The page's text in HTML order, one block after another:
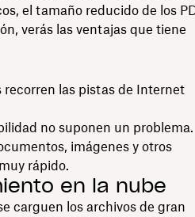
el tamaño reducido de los
verás las ventajas que tiene
recorren las pistas de Internet
no suponen un problema.
imágenes y otros
rápido.
en la nube
carguen los archivos de gran